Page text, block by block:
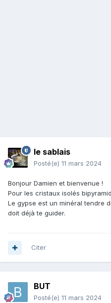
le sablais
Posté(e) 11 mars 2024
Bonjour Damien et bienvenue !
Pour les cristaux isolés
Le gypse est un minéral tendre
doit déjà te guider.
Citer
BUT
Posté(e) 11 mars 2024